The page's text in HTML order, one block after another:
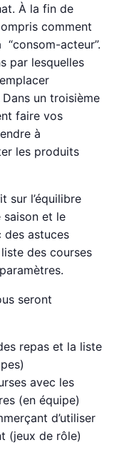
À la fin de
comment
acteur”.
par lesquelles
un troisième
faire vos
à
les produits
sur l’équilibre
saison et le
des astuces
des courses
seront
repas et la liste
avec les
(en équipe)
d’utiliser
(jeux de rôle)